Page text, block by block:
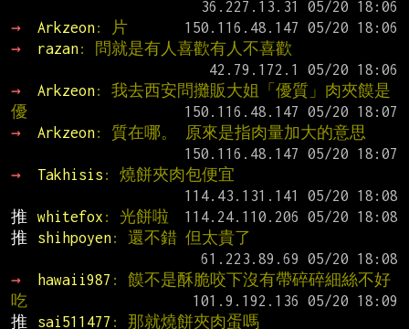
→
Arkzeon: 片
→
razan: 問就是有人喜歡有人不喜歡
→
Arkzeon: 我去西安問攤販大姐「優質」肉夾饃是
優
→
Arkzeon: 質在哪。 原來是指肉量加大的意思
→
Takhisis : 燒餅夾肉包便宜
推
whitefox : 光餅啦
推
shihpoyen: 還不錯 但太貴了
→
hawaii987 : 饃不是酥脆咬下沒有帶碎碎細絲不好
吃
推
sai511477 : 那就燒餅夾肉蛋嗎